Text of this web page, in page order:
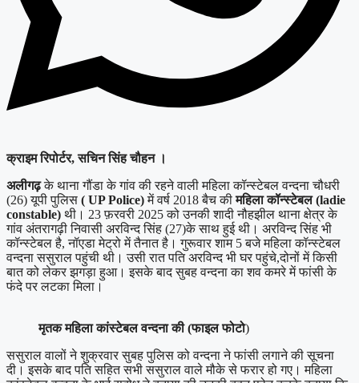
क्राइम रिपोर्टर, सचिन सिंह चौहन ।
अलीगढ़के थाना गौंडा के गांव की रहने वाली महिला कॉन्स्टेबल वन्दना चौधरी
(26) यूपी पुलिस ( UP Police)में वर्ष 2018 बैच कीमहिला कॉन्स्टेबल (ladie
constable) थी। 23 फ़रवरी 2025 को उनकी शादी नौहझील थाना क्षेत्र के
गांव अंतरागढ़ी निवासी अरविन्द सिंह (27)के साथ हुई थी। अरविन्द सिंह भी
कॉन्स्टेबल है, नॉएडा मेट्रो में तैनात है। गुरूवार शाम 5 बजे महिला कॉन्स्टेबल
वन्दना ससुराल पहुंची थी। उसी रात पति अरविन्द भी घर पहुंचे,दोनों में किसी
बात को लेकर झगड़ा हुआ। इसके बाद सुबह वन्दना का शव कमरे में फांसी के
फंदे पर लटका मिला।
मृतक महिला कांस्टेबल वन्दना की (फाइल फोटो)
ससुराल वालों ने शुक्रवार सुबह पुलिस को वन्दना ने फांसी लगाने की सूचना
दी। इसके बाद पति सहित सभी ससुराल वाले मौके से फरार हो गए। महिला